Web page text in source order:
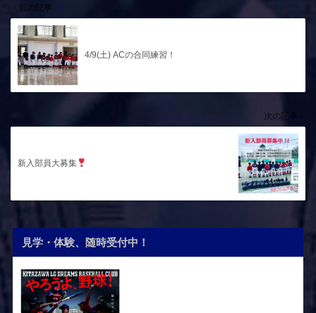
前の記事
4/9(土) ACの合同練習！
次の記事
新入部員大募集
見学・体験、随時受付中！